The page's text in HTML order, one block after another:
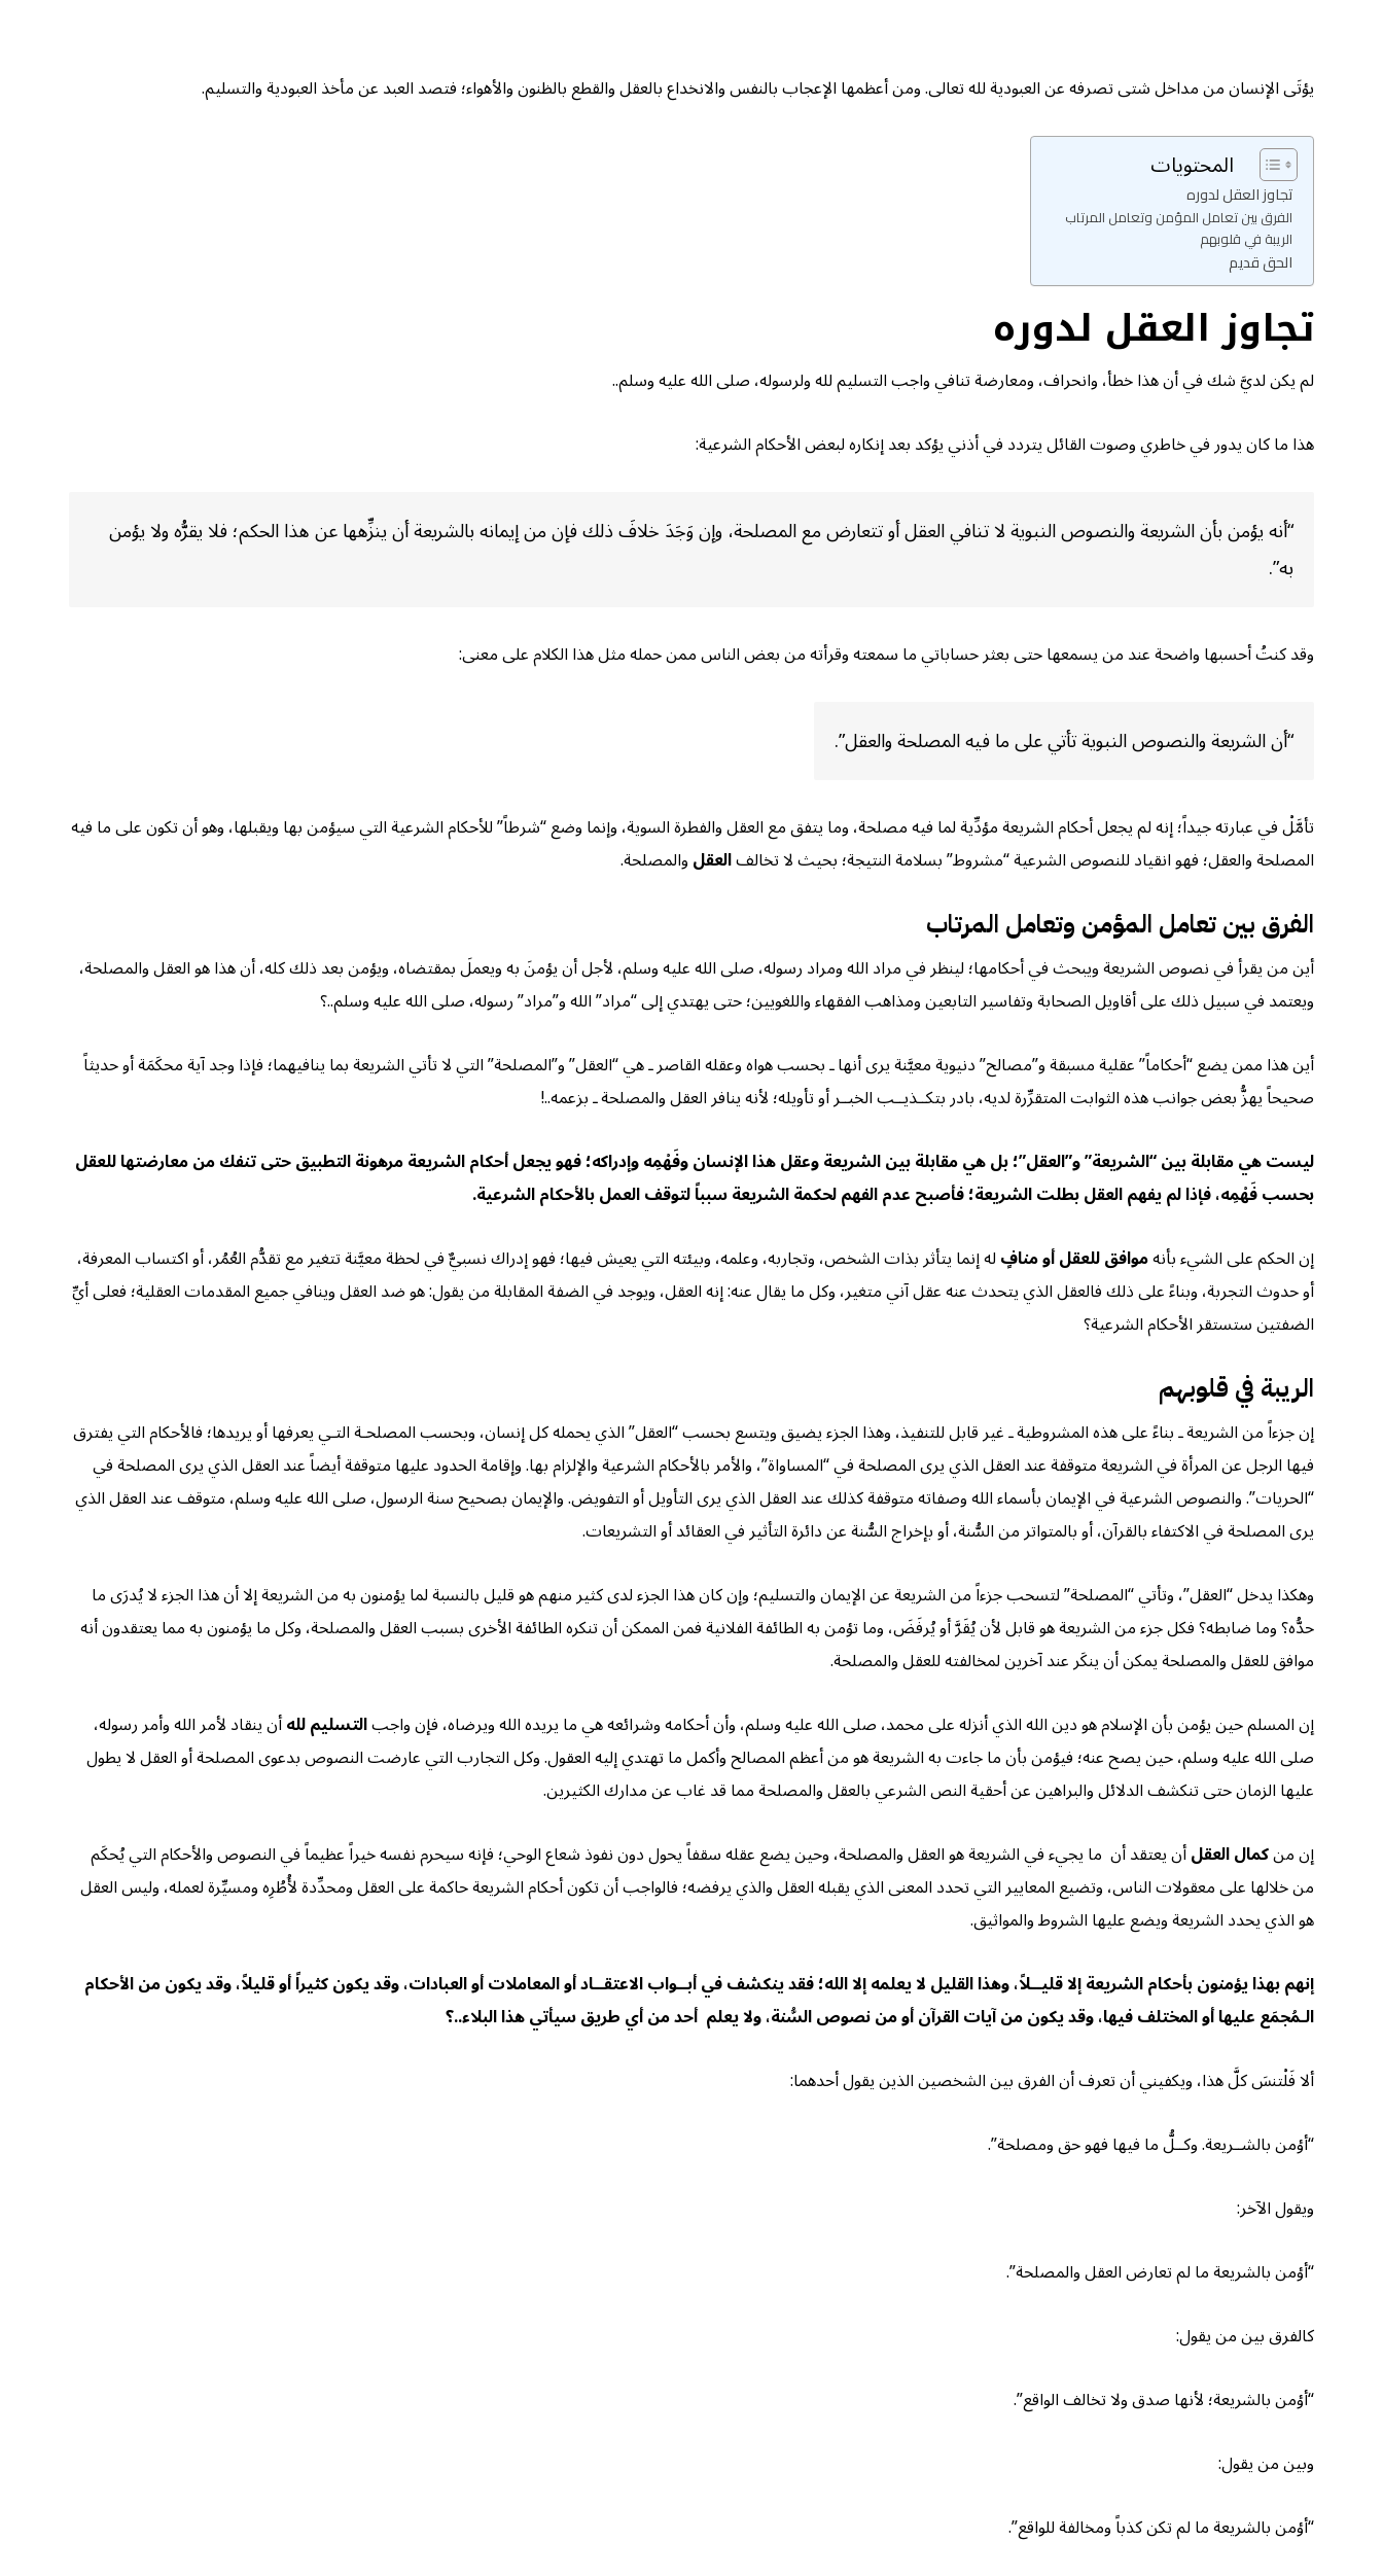
يؤتَى الإنسان من مداخل شتى تصرفه عن العبودية لله تعالى. ومن أعظمها الإعجاب بالنفس والانخداع بالعقل والقطع بالظنون والأهواء؛ فتصد العبد عن مأخذ العبودية والتسليم.
المحتويات
تجاوز العقل لدوره
الفرق بين تعامل المؤمن وتعامل المرتاب
الريبة في قلوبهم
الحق قديم
تجاوز العقل لدوره
لم يكن لديَّ شك في أن هذا خطأ، وانحراف، ومعارضة تنافي واجب التسليم لله ولرسوله، صلى الله عليه وسلم..
هذا ما كان يدور في خاطري وصوت القائل يتردد في أذني يؤكد بعد إنكاره لبعض الأحكام الشرعية:
“أنه يؤمن بأن الشريعة والنصوص النبوية لا تنافي العقل أو تتعارض مع المصلحة، وإن وَجَدَ خلافَ ذلك فإن من إيمانه بالشريعة أن ينزِّهها عن هذا الحكم؛ فلا يقرُّه ولا يؤمن
به”.
وقد كنتُ أحسبها واضحة عند من يسمعها حتى بعثر حساباتي ما سمعته وقرأته من بعض الناس ممن حمله مثل هذا الكلام على معنى:
“أن الشريعة والنصوص النبوية تأتي على ما فيه المصلحة والعقل”.
تأمَّلْ في عبارته جيداً؛ إنه لم يجعل أحكام الشريعة مؤدِّية لما فيه مصلحة، وما يتفق مع العقل والفطرة السوية، وإنما وضع “شرطاً” للأحكام الشرعية التي سيؤمن بها ويقبلها، وهو أن تكون على ما فيه
المصلحة والعقل؛ فهو انقياد للنصوص الشرعية “مشروط” بسلامة النتيجة؛ بحيث لا تخالفالعقلوالمصلحة.
الفرق بين تعامل المؤمن وتعامل المرتاب
أين من يقرأ في نصوص الشريعة ويبحث في أحكامها؛ لينظر في مراد الله ومراد رسوله، صلى الله عليه وسلم، لأجل أن يؤمنَ به ويعملَ بمقتضاه، ويؤمن بعد ذلك كله، أن هذا هو العقل والمصلحة،
ويعتمد في سبيل ذلك على أقاويل الصحابة وتفاسير التابعين ومذاهب الفقهاء واللغويين؛ حتى يهتدي إلى “مراد” الله و”مراد” رسوله، صلى الله عليه وسلم..؟
أين هذا ممن يضع “أحكاماً” عقلية مسبقة و”مصالح” دنيوية معيَّنة يرى أنها ـ بحسب هواه وعقله القاصر ـ هي “العقل” و”المصلحة” التي لا تأتي الشريعة بما ينافيهما؛ فإذا وجد آية محكَمَة أو حديثاً
صحيحاً يهزُّ بعض جوانب هذه الثوابت المتقرِّرة لديه، بادر بتكــذيــب الخبــر أو تأويله؛ لأنه ينافر العقل والمصلحة ـ بزعمه..!
ليست هي مقابلة بين “الشريعة” و”العقل”؛ بل هي مقابلة بين الشريعة وعقل هذا الإنسان وفَهْمِه وإدراكه؛ فهو يجعل أحكام الشريعة مرهونة التطبيق حتى تنفك من معارضتها للعقل
بحسب فَهْمِه، فإذا لم يفهم العقل بطلت الشريعة؛ فأصبح عدم الفهم لحكمة الشريعة سبباً لتوقف العمل بالأحكام الشرعية.
إن الحكم على الشيء بأنهموافق للعقل أو منافٍله إنما يتأثر بذات الشخص، وتجاربه، وعلمه، وبيئته التي يعيش فيها؛ فهو إدراك نسبيٌّ في لحظة معيَّنة تتغير مع تقدُّم العُمُر، أو اكتساب المعرفة،
أو حدوث التجربة، وبناءً على ذلك فالعقل الذي يتحدث عنه عقل آني متغير، وكل ما يقال عنه: إنه العقل، ويوجد في الضفة المقابلة من يقول: هو ضد العقل وينافي جميع المقدمات العقلية؛ فعلى أيِّ
الضفتين ستستقر الأحكام الشرعية؟
الريبة في قلوبهم
إن جزءاً من الشريعة ـ بناءً على هذه المشروطية ـ غير قابل للتنفيذ، وهذا الجزء يضيق ويتسع بحسب “العقل” الذي يحمله كل إنسان، وبحسب المصلحـة التـي يعرفها أو يريدها؛ فالأحكام التي يفترق
فيها الرجل عن المرأة في الشريعة متوقفة عند العقل الذي يرى المصلحة في “المساواة”، والأمر بالأحكام الشرعية والإلزام بها. وإقامة الحدود عليها متوقفة أيضاً عند العقل الذي يرى المصلحة في
“الحريات”. والنصوص الشرعية في الإيمان بأسماء الله وصفاته متوقفة كذلك عند العقل الذي يرى التأويل أو التفويض. والإيمان بصحيح سنة الرسول، صلى الله عليه وسلم، متوقف عند العقل الذي
يرى المصلحة في الاكتفاء بالقرآن، أو بالمتواتر من السُّنة، أو بإخراج السُّنة عن دائرة التأثير في العقائد أو التشريعات.
وهكذا يدخل “العقل”، وتأتي “المصلحة” لتسحب جزءاً من الشريعة عن الإيمان والتسليم؛ وإن كان هذا الجزء لدى كثير منهم هو قليل بالنسبة لما يؤمنون به من الشريعة إلا أن هذا الجزء لا يُدرَى ما
حدُّه؟ وما ضابطه؟ فكل جزء من الشريعة هو قابل لأن يُقَرَّ أو يُرفَضَ، وما تؤمن به الطائفة الفلانية فمن الممكن أن تنكره الطائفة الأخرى بسبب العقل والمصلحة، وكل ما يؤمنون به مما يعتقدون أنه
موافق للعقل والمصلحة يمكن أن ينكَر عند آخرين لمخالفته للعقل والمصلحة.
إن المسلم حين يؤمن بأن الإسلام هو دين الله الذي أنزله على محمد، صلى الله عليه وسلم، وأن أحكامه وشرائعه هي ما يريده الله ويرضاه، فإن واجبالتسليم للهأن ينقاد لأمر الله وأمر رسوله،
صلى الله عليه وسلم، حين يصح عنه؛ فيؤمن بأن ما جاءت به الشريعة هو من أعظم المصالح وأكمل ما تهتدي إليه العقول. وكل التجارب التي عارضت النصوص بدعوى المصلحة أو العقل لا يطول
عليها الزمان حتى تنكشف الدلائل والبراهين عن أحقية النص الشرعي بالعقل والمصلحة مما قد غاب عن مدارك الكثيرين.
إن منكمال العقلأن يعتقد أن ما يجيء في الشريعة هو العقل والمصلحة، وحين يضع عقله سقفاً يحول دون نفوذ شعاع الوحي؛ فإنه سيحرم نفسه خيراً عظيماً في النصوص والأحكام التي يُحكَم
من خلالها على معقولات الناس، وتضيع المعايير التي تحدد المعنى الذي يقبله العقل والذي يرفضه؛ فالواجب أن تكون أحكام الشريعة حاكمة على العقل ومحدِّدة لأُطُرِه ومسيِّرة لعمله، وليس العقل
هو الذي يحدد الشريعة ويضع عليها الشروط والمواثيق.
إنهم بهذا يؤمنون بأحكام الشريعة إلا قليــلاً، وهذا القليل لا يعلمه إلا الله؛ فقد ينكشف في أبــواب الاعتقــاد أو المعاملات أو العبادات، وقد يكون كثيراً أو قليلاً، وقد يكون من الأحكام
الـمُجمَع عليها أو المختلف فيها، وقد يكون من آيات القرآن أو من نصوص السُّنة، ولا يعلم أحد من أي طريق سيأتي هذا البلاء..؟
ألا فَلْتنسَ كلَّ هذا، ويكفيني أن تعرف أن الفرق بين الشخصين الذين يقول أحدهما:
“أؤمن بالشــريعة. وكــلُّ ما فيها فهو حق ومصلحة”.
ويقول الآخر:
“أؤمن بالشريعة ما لم تعارض العقل والمصلحة”.
كالفرق بين من يقول:
“أؤمن بالشريعة؛ لأنها صدق ولا تخالف الواقع”.
وبين من يقول:
“أؤمن بالشريعة ما لم تكن كذباً ومخالفة للواقع”.